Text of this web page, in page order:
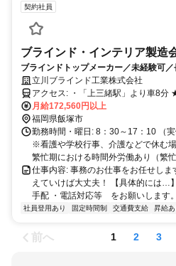
契約社員
ブラインド・インテリア製造
ブラインドトップメーカー／未経験可
昇給・賞与あり
立川ブラインド工業株式会社
ア
月給172,560円以上
福岡県飯塚市
勤務時間・曜日: 8：30～17：10 （
※看護や学校行事、介護などで休む
繁忙期における時間外労働あり（繁
仕事内容: 事務のお仕事をお任せし
えていけば大丈夫！ 【具体的には…
手配 ・電話対応等 をお願いします
社員登用あり 固定時間制 交通費支給 昇給あ
前へ 1 2 3